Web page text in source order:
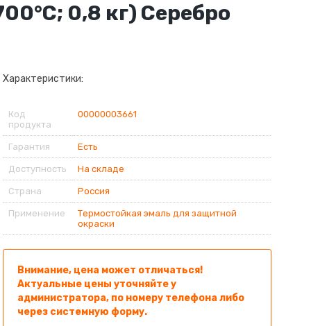
0,8 кг) Серебро
Характеристики:
Код
продукта
00000003661
Гарантия Есть
Доступность На складе
Страна Россия
Применение
Термостойкая эмаль для защитной
окраски
Внимание, цена может отличаться!
Актуальные цены уточняйте у
администратора, по номеру телефона либо
через системную форму.